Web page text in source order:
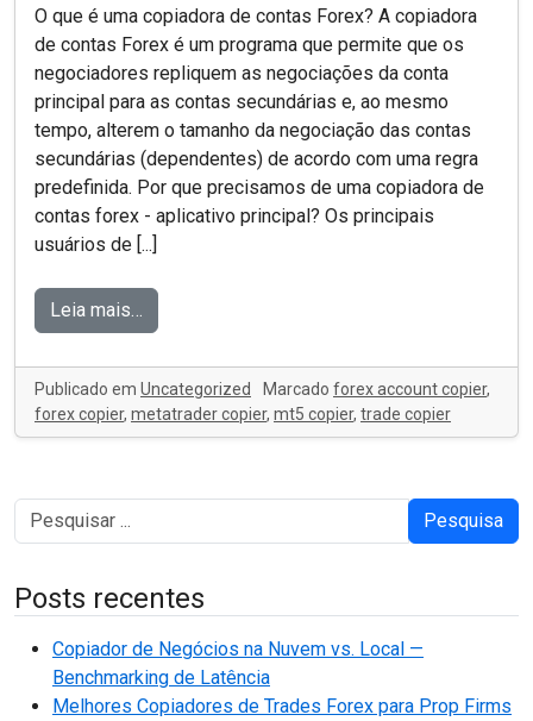
O que é uma copiadora de contas Forex? A copiadora
de contas Forex é um programa que permite que os
negociadores repliquem as negociações da conta
principal para as contas secundárias e, ao mesmo
tempo, alterem o tamanho da negociação das contas
secundárias (dependentes) de acordo com uma regra
predefinida. Por que precisamos de uma copiadora de
contas forex - aplicativo principal? Os principais
usuários de [...]
Leia mais…
Publicado em Uncategorized Marcado forex account copier,
forex copier, metatrader copier, mt5 copier, trade copier
Pesquisa
Posts recentes
Copiador de Negócios na Nuvem vs. Local —
Benchmarking de Latência
Melhores Copiadores de Trades Forex para Prop Firms